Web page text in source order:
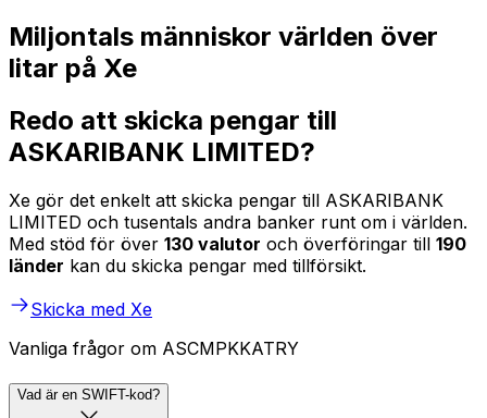
Miljontals människor världen över
litar på Xe
Redo att skicka pengar till
ASKARIBANK LIMITED?
Xe gör det enkelt att skicka pengar till ASKARIBANK
LIMITED och tusentals andra banker runt om i världen.
Med stöd för över 130 valutor och överföringar till 190
länder kan du skicka pengar med tillförsikt.
Skicka med Xe
Vanliga frågor om ASCMPKKATRY
Vad är en SWIFT-kod?